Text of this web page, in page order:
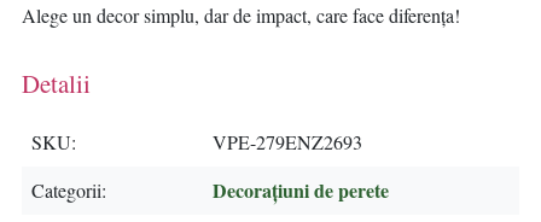
Alege un decor simplu, dar de impact, care face diferența!
Detalii
SKU
VPE-279ENZ2693
Categorii
Decorațiuni de perete